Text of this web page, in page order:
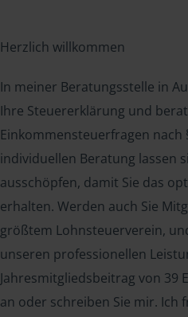
Herzlich willkommen
In meiner Beratungsstelle in
Ihre Steuererklärung und
Einkommensteuerfragen nach
individuellen Beratung lassen
ausschöpfen, damit Sie das
erhalten. Werden auch Sie
größtem Lohnsteuerverein,
unseren professionellen
Jahresmitgliedsbeitrag von 39
an oder schreiben Sie mir. Ich